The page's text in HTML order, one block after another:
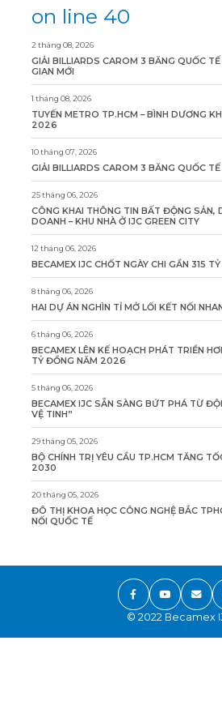
on line 40
2 tháng 08, 2026
GIẢI BILLIARDS CAROM 3 BĂNG QUỐC
GIAN MỚI
1 tháng 08, 2026
TUYẾN METRO TP.HCM – BÌNH DƯƠNG
2026
10 tháng 07, 2026
GIẢI BILLIARDS CAROM 3 BĂNG QUỐC
25 tháng 06, 2026
CÔNG KHAI THÔNG TIN BẤT ĐỘNG
DOANH – KHU NHÀ Ở IJC GREEN CITY
12 tháng 06, 2026
BECAMEX IJC CHỐT NGÀY CHI GẦN 315
8 tháng 06, 2026
HAI DỰ ÁN NGHÌN TỈ MỞ LỐI KẾT NỐI
6 tháng 06, 2026
BECAMEX LÊN KẾ HOẠCH PHÁT TRIỂN
TỶ ĐỒNG NĂM 2026
5 tháng 06, 2026
BECAMEX IJC SẴN SÀNG BỨT PHÁ TỪ
VỆ TINH”
29 tháng 05, 2026
BỘ CHÍNH TRỊ YÊU CẦU TP.HCM TĂNG
2030
20 tháng 05, 2026
ĐÔ THỊ KHOA HỌC CÔNG NGHỆ BẮC
NỐI QUỐC TẾ
© 2022 Becamex